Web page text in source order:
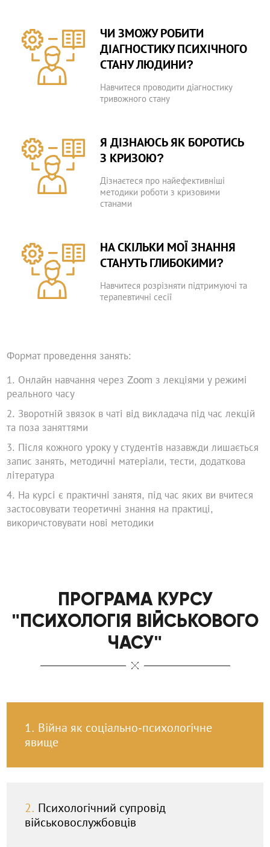
ЧИ ЗМОЖУ РОБИТИ
ДІАГНОСТИКУ ПСИХІЧНОГО
СТАНУ ЛЮДИНИ?
Навчитеся проводити діагностику
тривожного стану
Я ДІЗНАЮСЬ ЯК БОРОТИСЬ
З КРИЗОЮ?
Дізнаєтеся про найефективніші
методики роботи з кризовими
станами
НА СКІЛЬКИ МОЇ ЗНАННЯ
СТАНУТЬ ГЛИБОКИМИ?
Навчитеся розрізняти підтримуючі та
терапевтичні сесії
Формат проведення занять:
Онлайн навчання через Zoom з лекціями у режимі
реального часу
Зворотній звязок в чаті від викладача під час лекцій
та поза заняттями
Після кожного уроку у студентів назавжди лишається
запис занять, методичні матеріали, тести, додаткова
література
На курсі є практичні занятя, під час яких ви вчитеся
застосовувати теоретичні знання на практиці,
викоричстовувати нові методики
ПРОГРАМА КУРСУ
"ПСИХОЛОГІЯ ВІЙСЬКОВОГО
ЧАСУ"
1. Війна як соціально-психологічне
явище
2. Психологічний супровід
військовослужбовців